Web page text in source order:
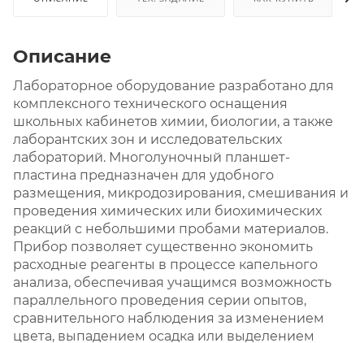
Описание
Лабораторное оборудование разработано для
комплексного технического оснащения
школьных кабинетов химии, биологии, а также
лаборантских зон и исследовательских
лабораторий. Многолуночный планшет-
пластина предназначен для удобного
размещения, микродозирования, смешивания и
проведения химических или биохимических
реакций с небольшими пробами материалов.
Прибор позволяет существенно экономить
расходные реагенты в процессе капельного
анализа, обеспечивая учащимся возможность
параллельного проведения серии опытов,
сравнительного наблюдения за изменением
цвета, выпадением осадка или выделением